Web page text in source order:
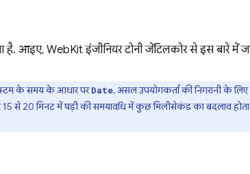
आइए, WebKit इंजीनियर टोनी जेंटिलकोर से इस बारे में
के समय के आधार परDate, असल उपयोगकर्ता की निगरानी के
15 से 20 मिनट में घड़ी की समयावधि में कुछ मिलीसेकंड का बदलाव